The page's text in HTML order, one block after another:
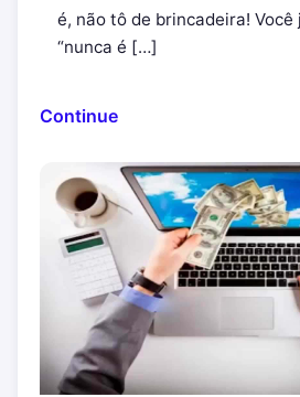
é, não tô de brincadeira!
“nunca é […]
Continue